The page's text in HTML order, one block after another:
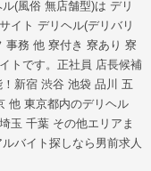
(風俗 無店舗型)は デリ
イト デリヘル(デリバリ
事務 他 寮付き 寮あり 寮
トです。正社員 店長候補
新宿 渋谷 池袋 品川 五
他 東京都内のデリヘル
玉 千葉 その他エリアま
バイト探しなら男前求人